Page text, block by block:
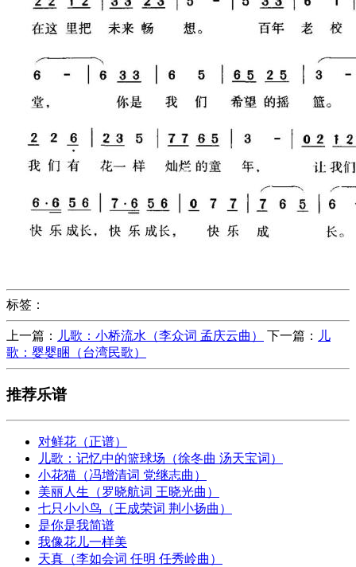
标签：
上一篇： 儿歌：小桥流水（李众词 孟庆云曲） 下一篇：
儿
歌：婴婴睏（台湾民歌）
推荐乐谱
对鲜花（正谱）
儿歌：记忆中的篮球场（徐冬曲 汤天宝词）
小花猫（冯增清词 党继志曲）
美丽人生（罗晓航词 王晓光曲）
七只小小鸟（王成荣词 荆小扬曲）
是你是我简谱
我像花儿一样美
天真（李如会词 任明 任秀岭曲）